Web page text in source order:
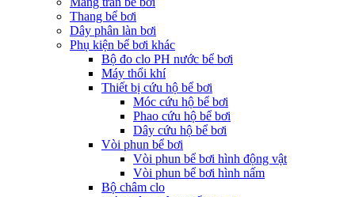
Thang bể bơi
Dây phân làn bơi
Phụ kiện bể bơi khác
Bộ đo clo PH nước bể bơi
Máy thổi khí
Thiết bị cứu hộ bể bơi
Móc cứu hộ bể bơi
Phao cứu hộ bể bơi
Dây cứu hộ bể bơi
Vòi phun bể bơi
Vòi phun bể bơi hình động vật
Vòi phun bể bơi hình nấm
Bộ châm clo